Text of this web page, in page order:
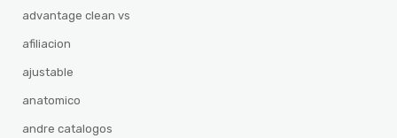
advantage clean vs
afiliacion
ajustable
anatomico
andre catalogos